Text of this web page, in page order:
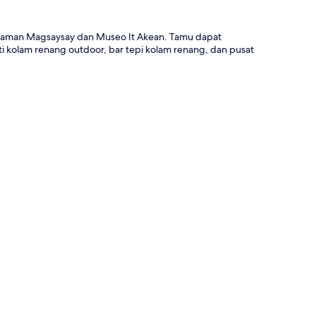
Magsaysay dan Museo It Akean. Tamu dapat
kolam renang outdoor, bar tepi kolam renang, dan pusat